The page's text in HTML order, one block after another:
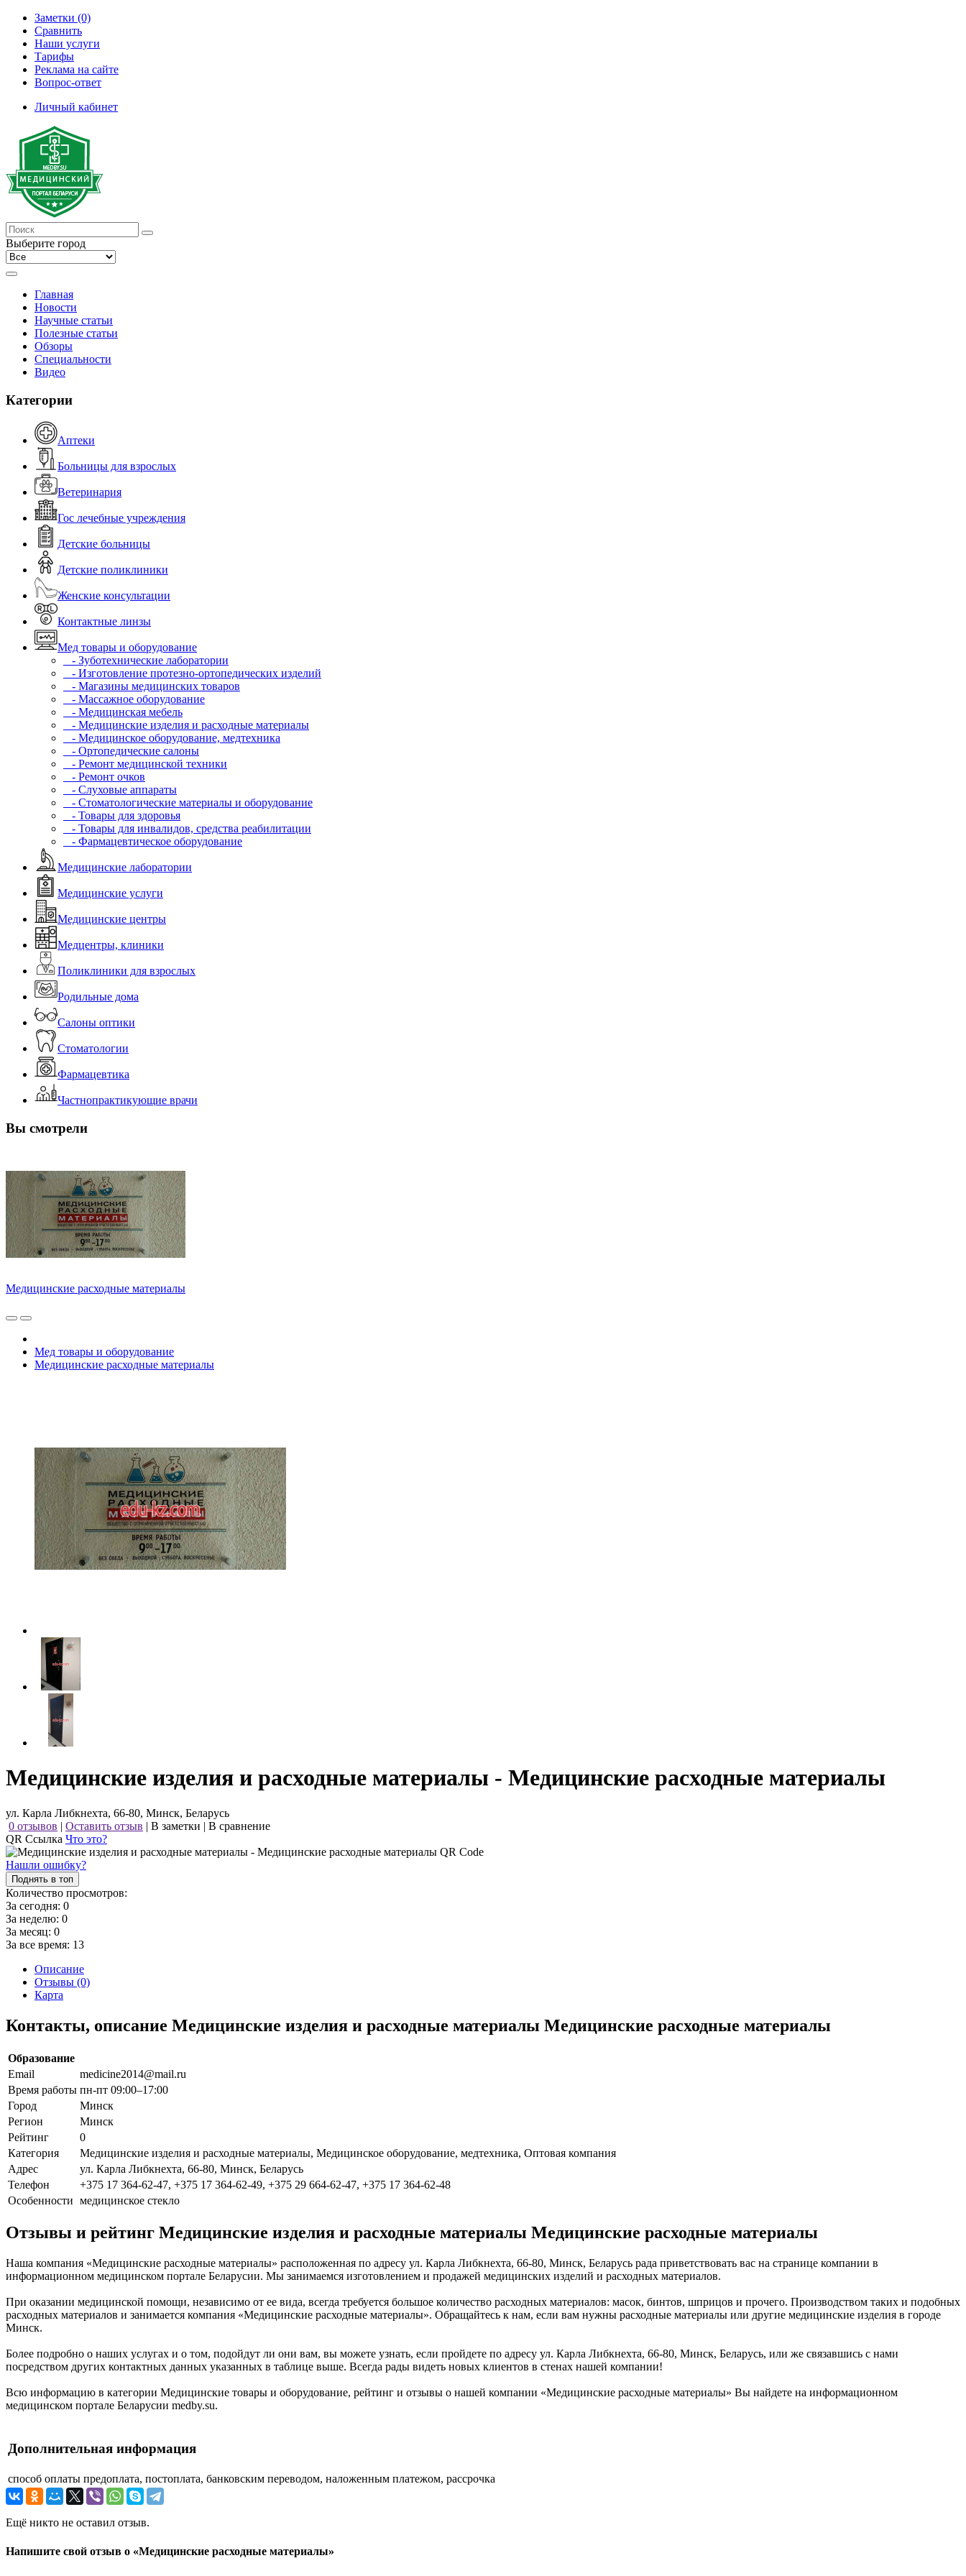
Заметки (0)
Сравнить
Наши услуги
Тарифы
Реклама на сайте
Вопрос-ответ
Личный кабинет
Выберите город
Главная
Новости
Научные статьи
Полезные статьи
Обзоры
Специальности
Видео
Категории
Аптеки
Больницы для взрослых
Ветеринария
Гос лечебные учреждения
Детские больницы
Детские поликлиники
Женские консультации
Контактные линзы
Мед товары и оборудование
- Зуботехнические лаборатории
- Изготовление протезно-ортопедических изделий
- Магазины медицинских товаров
- Массажное оборудование
- Медицинская мебель
- Медицинские изделия и расходные материалы
- Медицинское оборудование, медтехника
- Ортопедические салоны
- Ремонт медицинской техники
- Ремонт очков
- Слуховые аппараты
- Стоматологические материалы и оборудование
- Товары для здоровья
- Товары для инвалидов, средства реабилитации
- Фармацевтическое оборудование
Медицинские лаборатории
Медицинские услуги
Медицинские центры
Медцентры, клиники
Поликлиники для взрослых
Родильные дома
Салоны оптики
Стоматологии
Фармацевтика
Частнопрактикующие врачи
Вы смотрели
Медицинские расходные материалы
Мед товары и оборудование
Медицинские расходные материалы
Медицинские изделия и расходные материалы - Медицинские расходные материалы
ул. Карла Либкнехта, 66-80, Минск, Беларусь
0 отзывов | Оставить отзыв | В заметки | В сравнение
QR Ссылка Что это?
Нашли ошибку?
Поднять в топ
Количество просмотров:
За сегодня: 0
За неделю: 0
За месяц: 0
За все время: 13
Описание
Отзывы (0)
Карта
Контакты, описание Медицинские изделия и расходные материалы Медицинские расходные материалы
Образование
Email
medicine2014@mail.ru
Время работы пн-пт 09:00–17:00
Город
Минск
Регион
Минск
Рейтинг
0
Категория
Медицинские изделия и расходные материалы, Медицинское оборудование, медтехника, Оптовая компания
Адрес
ул. Карла Либкнехта, 66-80, Минск, Беларусь
Телефон
+375 17 364-62-47, +375 17 364-62-49, +375 29 664-62-47, +375 17 364-62-48
Особенности медицинское стекло
Отзывы и рейтинг Медицинские изделия и расходные материалы Медицинские расходные материалы
Наша компания «Медицинские расходные материалы» расположенная по адресу ул. Карла Либкнехта, 66-80, Минск, Беларусь рада приветствовать вас на странице компании в
информационном медицинском портале Беларусии. Мы занимаемся изготовлением и продажей медицинских изделий и расходных материалов.
При оказании медицинской помощи, независимо от ее вида, всегда требуется большое количество расходных материалов: масок, бинтов, шприцов и прочего. Производством таких и подобных
расходных материалов и занимается компания «Медицинские расходные материалы». Обращайтесь к нам, если вам нужны расходные материалы или другие медицинские изделия в городе
Минск.
Более подробно о наших услугах и о том, подойдут ли они вам, вы можете узнать, если пройдете по адресу ул. Карла Либкнехта, 66-80, Минск, Беларусь, или же связавшись с нами
посредством других контактных данных указанных в таблице выше. Всегда рады видеть новых клиентов в стенах нашей компании!
Всю информацию в категории Медицинские товары и оборудование, рейтинг и отзывы о нашей компании «Медицинские расходные материалы» Вы найдете на информационном
медицинском портале Беларусии medby.su.
Дополнительная информация
способ оплаты предоплата, постоплата, банковским переводом, наложенным платежом, рассрочка
Ещё никто не оставил отзыв.
Напишите свой отзыв о «Медицинские расходные материалы»